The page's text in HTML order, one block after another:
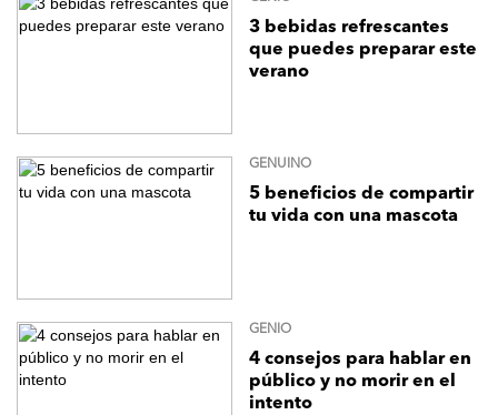
3 bebidas refrescantes
que puedes preparar este
verano
GENUINO
5 beneficios de compartir
tu vida con una mascota
GENIO
4 consejos para hablar en
público y no morir en el
intento